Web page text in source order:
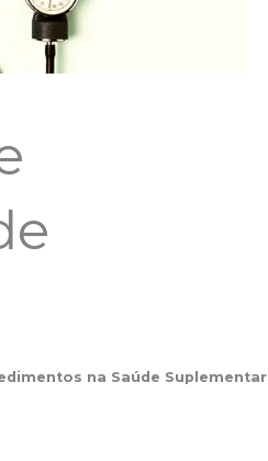
na Saúde Suplementar